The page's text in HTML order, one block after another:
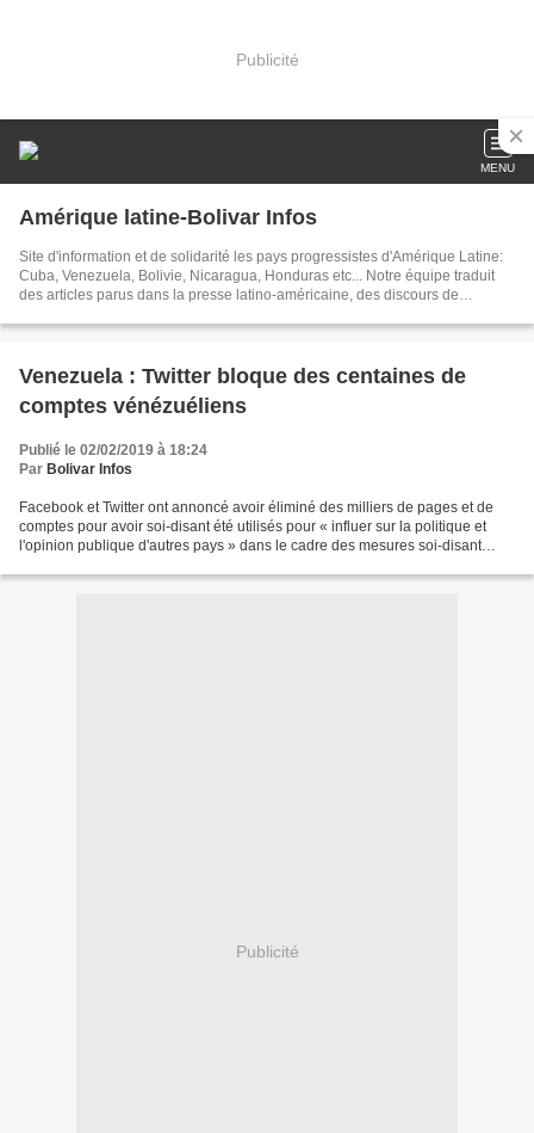
Publicité
MENU
Amérique latine-Bolivar Infos
Site d'information et de solidarité les pays progressistes d'Amérique Latine:
Cuba, Venezuela, Bolivie, Nicaragua, Honduras etc... Notre équipe traduit
des articles parus dans la presse latino-américaine, des discours de
latine. Dans nos articles publiés chaque jour, nous tâchons d'être toujours au
Venezuela : Twitter bloque des centaines de
comptes vénézuéliens
Publié le 02/02/2019 à 18:24
Par Bolivar Infos
Facebook et Twitter ont annoncé avoir éliminé des milliers de pages et de
comptes pour avoir soi-disant été utilisés pour « influer sur la politique et
l'opinion publique d'autres pays » dans le cadre des mesures soi-disant
Publicité